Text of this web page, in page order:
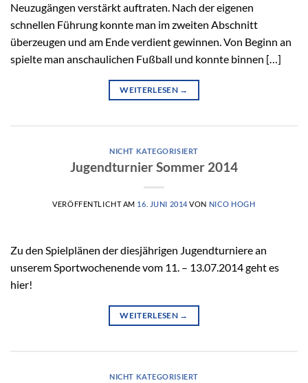
Neuzugängen verstärkt auftraten. Nach der eigenen
schnellen Führung konnte man im zweiten Abschnitt
überzeugen und am Ende verdient gewinnen. Von Beginn an
spielte man anschaulichen Fußball und konnte binnen […]
WEITERLESEN →
NICHT KATEGORISIERT
Jugendturnier Sommer 2014
VERÖFFENTLICHT AM 16. JUNI 2014VON NICO HOGH
Zu den Spielplänen der diesjährigen Jugendturniere an
unserem Sportwochenende vom 11. – 13.07.2014 geht es
hier!
WEITERLESEN →
NICHT KATEGORISIERT